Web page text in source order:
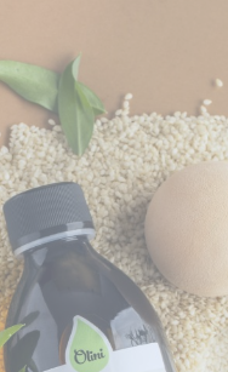
DO KOSZYKA